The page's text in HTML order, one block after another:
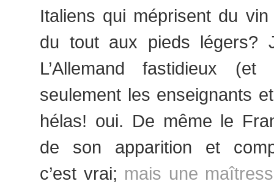
Italiens qui méprisent du
du tout aux pieds légers?
L’Allemand fastidieux (et
seulement les enseignants
hélas! oui. De même le
de son apparition et
c’est vrai; mais une